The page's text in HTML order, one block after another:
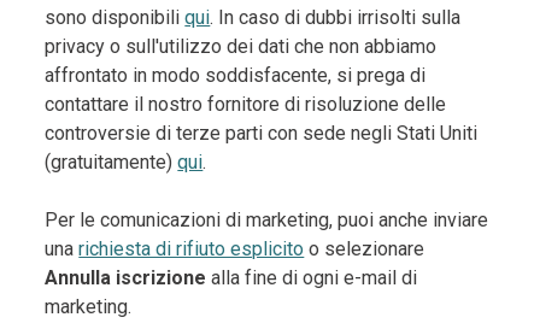
sono disponibiliqui. In caso di dubbi irrisolti sulla
privacy o sull'utilizzo dei dati che non abbiamo
affrontato in modo soddisfacente, si prega di
contattare il nostro fornitore di risoluzione delle
controversie di terze parti con sede negli Stati Uniti
(gratuitamente)qui.
Per le comunicazioni di marketing, puoi anche inviare
unarichiesta di rifiuto esplicito o selezionare
Annulla iscrizionealla fine di ogni e-mail di
marketing.